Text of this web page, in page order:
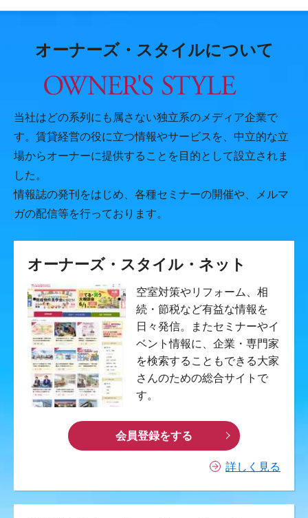
オーナーズ・スタイルについて
当社はどの系列にも属さない独立系のメディア企業で
す。賃貸経営の役に立つ情報やサービスを、中立的な立
場からオーナーに提供することを目的として設立されま
した。
情報誌の発刊をはじめ、各種セミナーの開催や、メルマ
ガの配信等を行っております。
オーナーズ・スタイル・ネット
空室対策やリフォーム、相
続・節税など有益な情報を
日々発信。またセミナーやイ
ベント情報に、企業・専門家
を検索することもできる大家
さんのための総合サイトで
す。
会員登録をする
詳しく見る